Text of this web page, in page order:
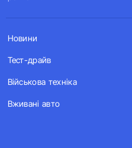
Новини
Тест-драйв
Військова техніка
Вживані авто